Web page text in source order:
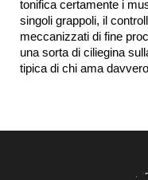
tonifica certamente i
singoli grappoli, il
meccanizzati di fine
una sorta di ciliegina
tipica di chi ama